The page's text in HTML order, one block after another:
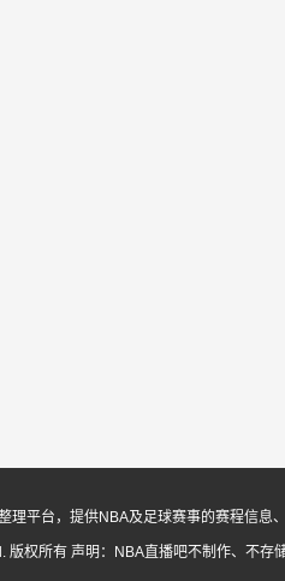
平台，提供NBA及足球赛事的赛程信息
版权所有 声明：NBA直播吧不制作、不存